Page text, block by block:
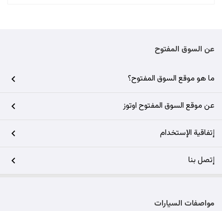
عن السوق المفتوح
ما هو موقع السوق المفتوح؟
عن موقع السوق المفتوح اوتوز
إتفاقية الإستخدام
إتصل بنا
مواصفات السيارات